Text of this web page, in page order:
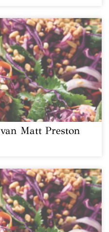
Matt Preston